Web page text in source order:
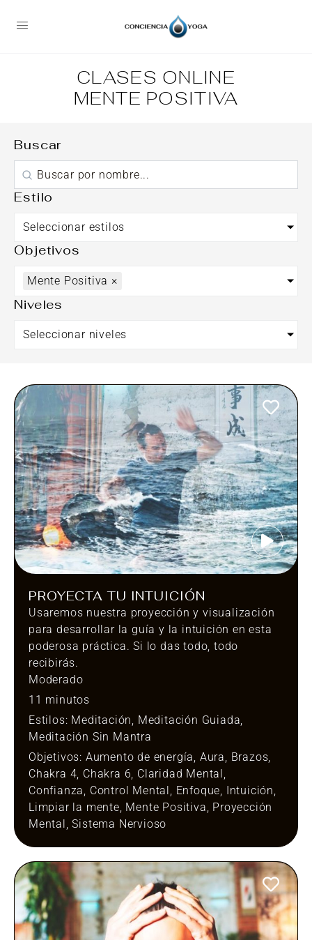
CLASES ONLINE
MENTE POSITIVA
Buscar
Estilo
Seleccionar estilos
Objetivos
Mente Positiva ×
Niveles
Seleccionar niveles
PROYECTA TU INTUICIÓN
Usaremos nuestra proyección y visualización
para desarrollar la guía y la intuición en esta
poderosa práctica. Si lo das todo, todo
recibirás.
Moderado
11 minutos
Estilos: Meditación Meditación Guiada
Meditación Sin Mantra
Objetivos: Aumento de energía Aura Brazos
Chakra 4 Chakra 6 Claridad Mental
Confianza
Control Mental Enfoque Intuición
Limpiar la mente Mente Positiva Proyección
Mental ,Sistema Nervioso